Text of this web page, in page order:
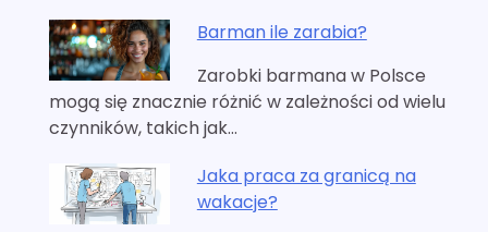
Barman ile zarabia?
Zarobki barmana w Polsce
mogą się znacznie różnić w zależności od wielu
czynników, takich jak…
Jaka praca za granicą na
wakacje?